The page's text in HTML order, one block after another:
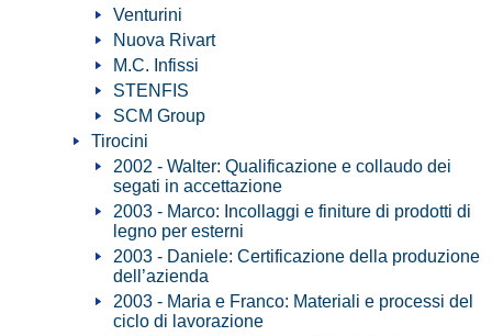
Venturini
Nuova Rivart
M.C. Infissi
STENFIS
SCM Group
Tirocini
2002 - Walter: Qualificazione e collaudo dei
segati in accettazione
2003 - Marco: Incollaggi e finiture di prodotti di
legno per esterni
2003 - Daniele: Certificazione della produzione
dell’azienda
2003 - Maria e Franco: Materiali e processi del
ciclo di lavorazione